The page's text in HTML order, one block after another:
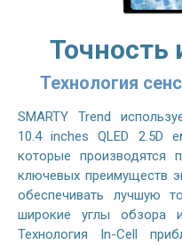
Точность
Технология
SMARTY Trend
10.4 inches QLED 2.5D
которые производятся
ключевых преимуществ
обеспечивать лучшую
широкие углы обзора
Технология In-Cell